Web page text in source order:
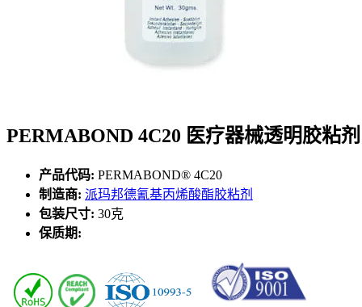
PERMABOND 4C20 医疗器械透明胶粘剂
产品代码: PERMABOND® 4C20
制造商: 派玛邦德氰基丙烯酸酯胶粘剂
包装尺寸: 30克
保质期: